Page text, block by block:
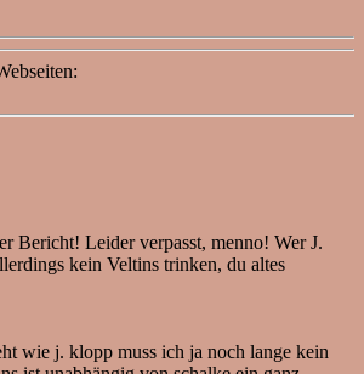
Bericht! Leider verpasst, menno! Wer J.
kein Veltins trinken, du altes
wie j. klopp muss ich ja noch lange kein